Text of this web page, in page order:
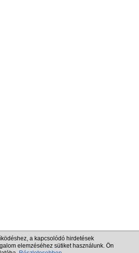
a kapcsolódó hirdetések
elemzéséhez sütiket használunk. Ön